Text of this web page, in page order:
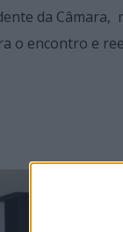
da
o encontro e